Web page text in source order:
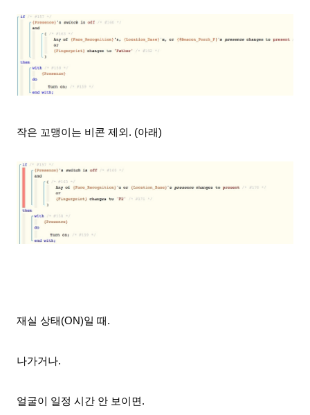
작은 꼬맹이는 비콘 제외. (아래)
재실 상태(ON)일 때.
나가거나.
얼굴이 일정 시간 안 보이면.